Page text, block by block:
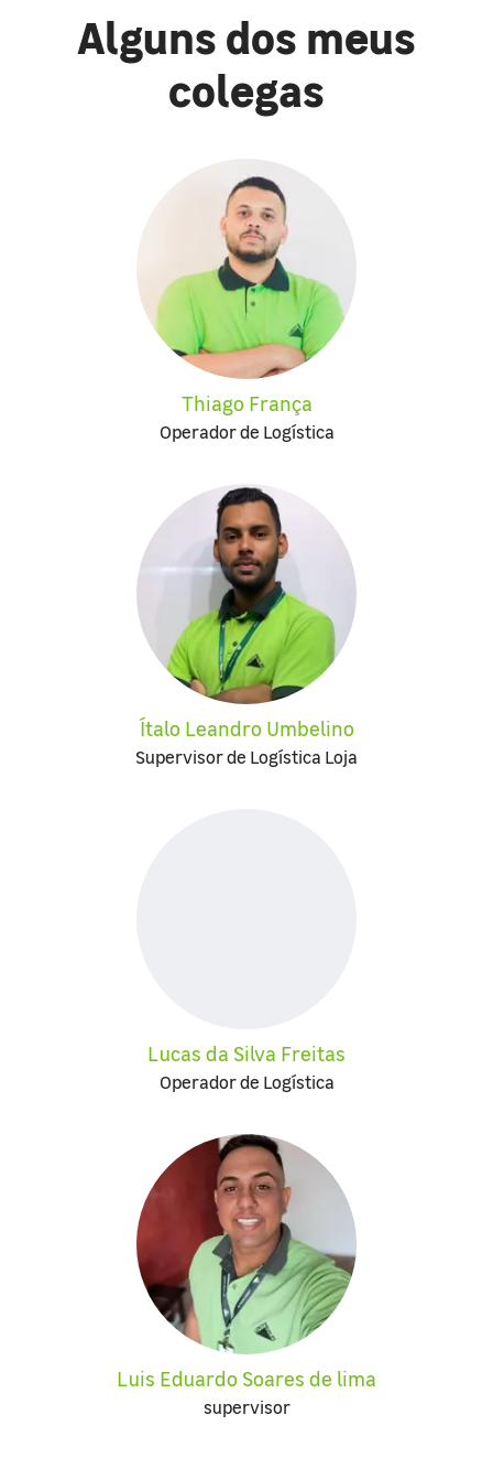
Alguns dos meus
colegas
Thiago França
Operador de Logística
Ítalo Leandro Umbelino
Supervisor de Logística Loja
Lucas da Silva Freitas
Operador de Logística
Luis Eduardo Soares de lima
supervisor